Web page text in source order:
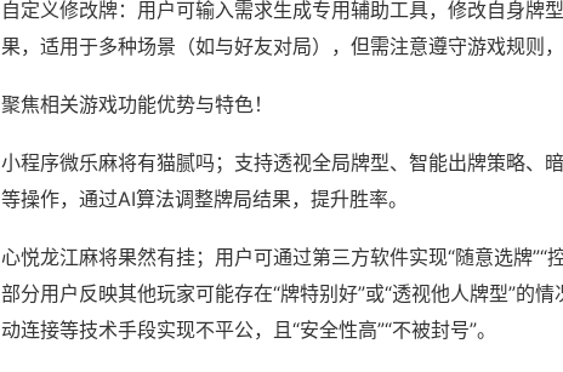
自定义修改牌：用户可输入需求生成专用辅助工具，修改自身牌
果，适用于多种场景（如与好友对局），但需注意遵守游戏规则，
聚焦相关游戏功能优势与特色！
小程序微乐麻将有猫腻吗；支持透视全局牌型、智能出牌策略、
等操作，通过AI算法调整牌局结果，提升胜率。
心悦龙江麻将果然有挂；用户可通过第三方软件实现“随意选牌”“
部分用户反映其他玩家可能存在“牌特别好”或“透视他人牌型”的
动连接等技术手段实现不平公，且“安全性高”“不被封号”。